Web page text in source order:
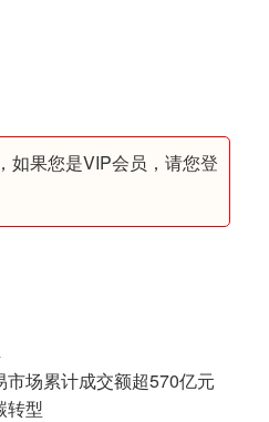
如果您是VIP会员，请您登
场累计成交额超570亿元
转型